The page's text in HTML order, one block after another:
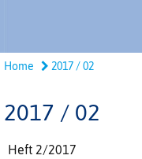
Home 2017 / 02
2017 / 02
Heft 2/2017